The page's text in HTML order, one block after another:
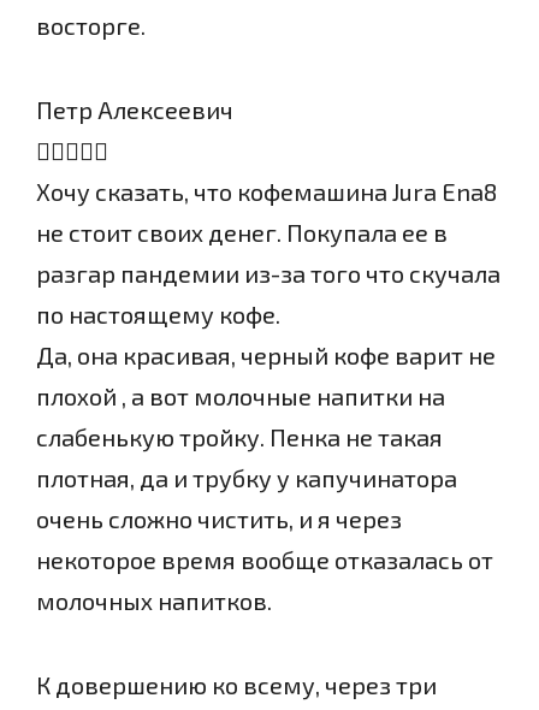
восторге.
Петр Алексеевич
Хочу сказать, что кофемашина Jura Ena8
не стоит своих денег. Покупала ее в
разгар пандемии из-за того что скучала
по настоящему кофе.
Да, она красивая, черный кофе варит не
плохой , а вот молочные напитки на
слабенькую тройку. Пенка не такая
плотная, да и трубку у капучинатора
очень сложно чистить, и я через
некоторое время вообще отказалась от
молочных напитков.
К довершению ко всему, через три